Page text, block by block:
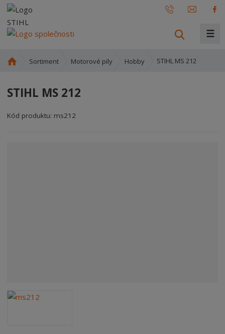
h
☰
í
Sortiment Motorové pily Hobby STIHL MS 212
STIHL MS 212
Kód produktu: ms212